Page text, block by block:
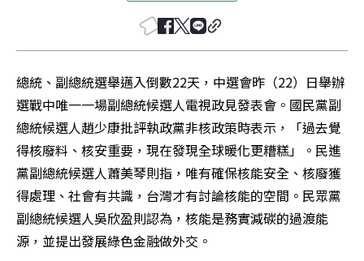
總統、副總統選舉邁入倒數22天，中選會昨（22）日舉辦
選戰中唯一一場副總統候選人電視政見發表會。國民黨副
總統候選人趙少康批評執政黨非核政策時表示，「過去覺
得核廢料、核安重要，現在發現全球暖化更糟糕」。民進
黨副總統候選人蕭美琴則指，唯有確保核能安全、核廢獲
得處理、社會有共識，台灣才有討論核能的空間。民眾黨
副總統候選人吳欣盈則認為，核能是務實減碳的過渡能
源，並提出發展綠色金融做外交。